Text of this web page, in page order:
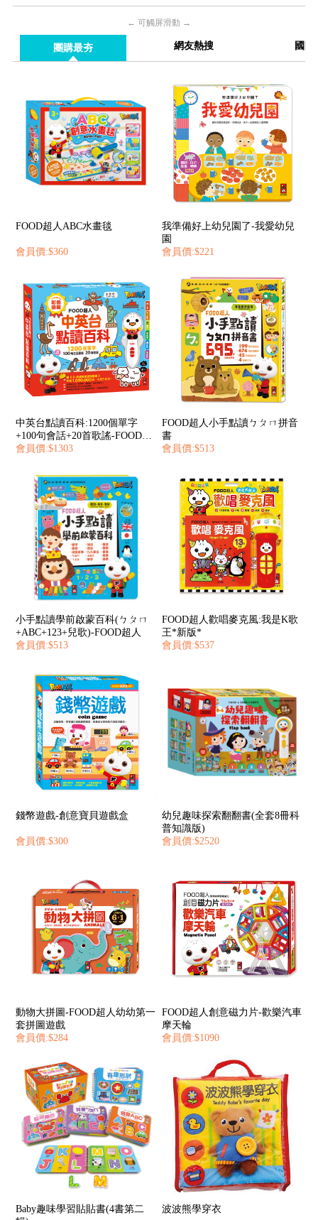
← 可觸屏滑動 →
團購最夯 網友熱搜 國際
FOOD超人ABC水畫毯
會員價:$360
我準備好上幼兒園了-我愛幼兒
園
會員價:$221
中英台點讀百科:1200個單字
+100句會話+20首歌謠-FOOD超
人
會員價:$1303
FOOD超人小手點讀ㄅㄆㄇ拼音
書
會員價:$513
小手點讀學前啟蒙百科(ㄅㄆㄇ
+ABC+123+兒歌)-FOOD超人
會員價:$513
FOOD超人歡唱麥克風:我是K歌
王*新版*
會員價:$537
錢幣遊戲-創意寶貝遊戲盒
會員價:$300
幼兒趣味探索翻翻書(全套8冊科
普知識版)
會員價:$2520
動物大拼圖-FOOD超人幼幼第一
套拼圖遊戲
會員價:$284
FOOD超人創意磁力片-歡樂汽車
摩天輪
會員價:$1090
Baby趣味學習貼貼書(4書第二
波波熊學穿衣